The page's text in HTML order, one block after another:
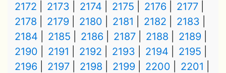
2172
2173 2174 2175 2176
2177
2178
2179 2180 2181 2182
2183
2184
2185 2186 2187 2188
2189
2190
2191 2192 2193 2194
2195
2196
2197 2198 2199 2200
2201